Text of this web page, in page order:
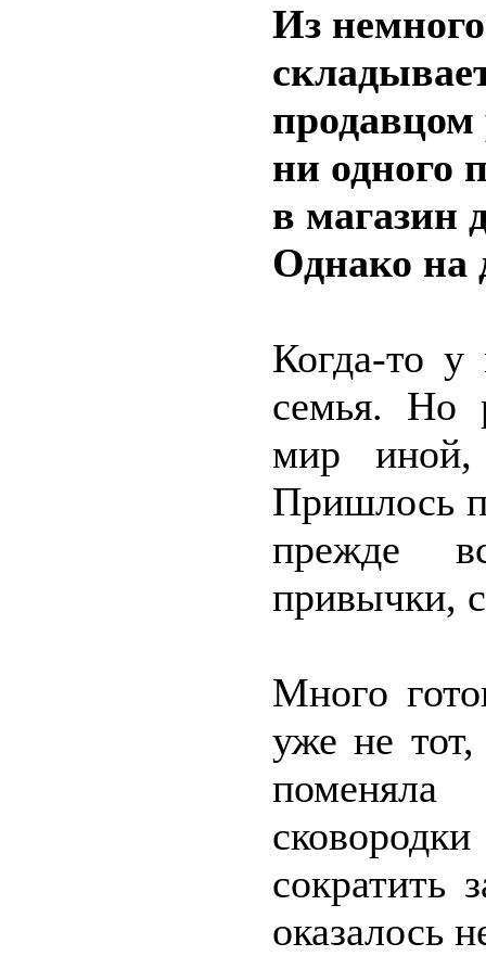
Из
продавцом
ни одного
в магазин
Однако на
Когда-то
семья. Но
мир иной,
Пришлось
прежде
привычки,
Много
уже не
сократить
оказалось